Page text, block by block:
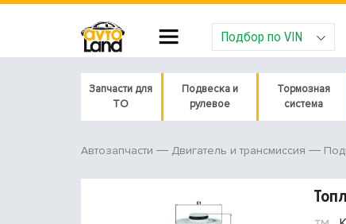
Подбор по VIN
Запчасти для
ТО
Подвеска и
рулевое
Тормозная
система
Автозапчасти Двигатель и трансмиссия